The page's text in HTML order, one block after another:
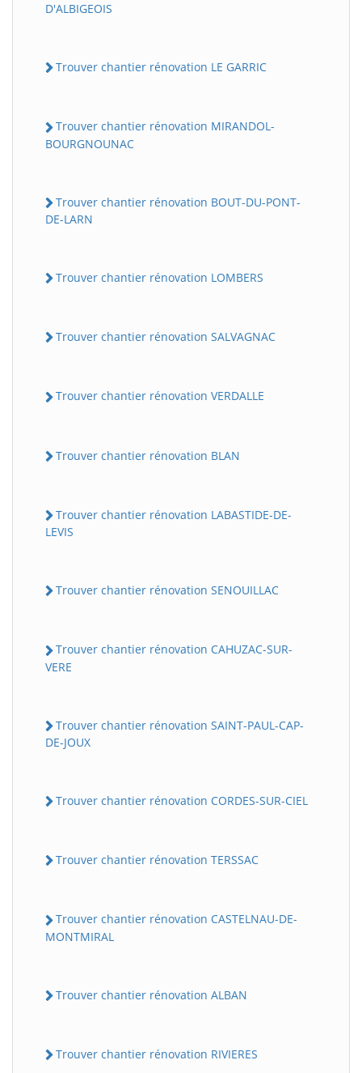
D'ALBIGEOIS
Trouver chantier rénovation LE GARRIC
Trouver chantier rénovation MIRANDOL-
BOURGNOUNAC
Trouver chantier rénovation BOUT-DU-PONT-
DE-LARN
Trouver chantier rénovation LOMBERS
Trouver chantier rénovation SALVAGNAC
Trouver chantier rénovation VERDALLE
Trouver chantier rénovation BLAN
Trouver chantier rénovation LABASTIDE-DE-
LEVIS
Trouver chantier rénovation SENOUILLAC
Trouver chantier rénovation CAHUZAC-SUR-
VERE
Trouver chantier rénovation SAINT-PAUL-CAP-
DE-JOUX
Trouver chantier rénovation CORDES-SUR-CIEL
Trouver chantier rénovation TERSSAC
Trouver chantier rénovation CASTELNAU-DE-
MONTMIRAL
Trouver chantier rénovation ALBAN
Trouver chantier rénovation RIVIERES